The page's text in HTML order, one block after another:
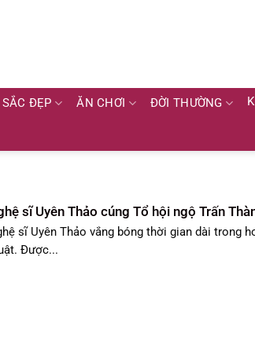
SẮC ĐẸP ĂN CHƠI ĐỜI THƯỜNG
sĩ Uyên Thảo cúng Tổ hội ngộ Trấn
sĩ Uyên Thảo vắng bóng thời gian dài trong
Được...